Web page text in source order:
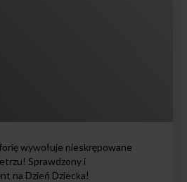
wywołuje nieskrępowane
Sprawdzony i
na Dzień Dziecka!